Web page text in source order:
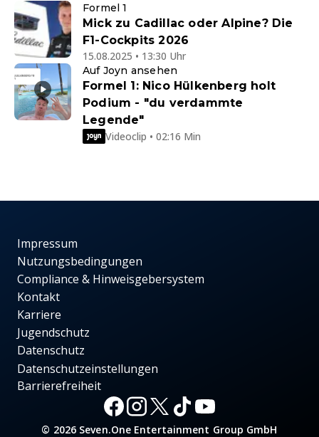
Formel 1
Mick zu Cadillac oder Alpine? Die
F1-Cockpits 2026
15.08.2025 • 13:30 Uhr
Auf Joyn ansehen
Formel 1: Nico Hülkenberg holt
Podium - "du verdammte
Legende"
Videoclip • 02:16 Min
Impressum
Nutzungsbedingungen
Compliance & Hinweisgebersystem
Kontakt
Karriere
Jugendschutz
Datenschutz
Datenschutzeinstellungen
Barrierefreiheit
© 2026 Seven.One Entertainment Group GmbH